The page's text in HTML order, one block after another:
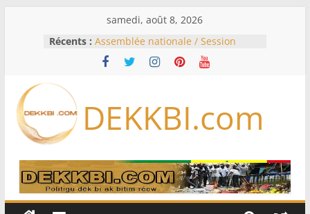
samedi, août 8, 2026
Récents : Assemblée nationale / Session
extraordinaire: Six commissions
d’enquête à l’ordre du jour ce lundi
Bénin: Patrice Talon élu président
du Sénat, moins de trois mois
Pakistan et la Turquie signent un
accord de défense
RD Congo: Kinshasa interdit les
exportations de cuivre et de cobalt
DEKKBI.com